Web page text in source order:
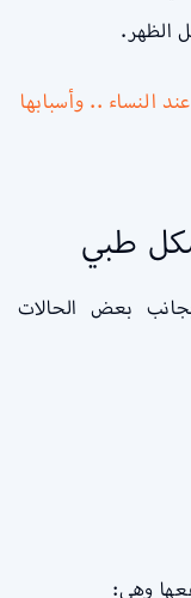
الظهر.
النساء .. وأسبابها
طبي
بعض الحالات
وهي: